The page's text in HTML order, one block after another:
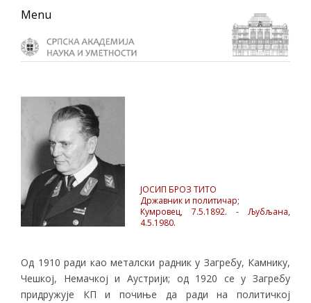
Skip
primary
navigation
Skip
main
content
Skip
primary
sidebar
Menu
ЈОСИП БРОЗ ТИТО
Државник и политичар;
Кумровец, 7.5.1892. - Љубљана,
4.5.1980.
Од 1910 ради као металски радник у Загребу, Камнику,
Чешкој, Немачкој и Аустрији; од 1920 се у Загребу
придружује КП и почиње да ради на политичкој